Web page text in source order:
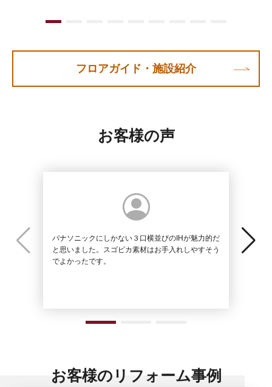
フロアガイド・施設紹介
お客様の声
パナソニックにしかない３口横並びのIHが魅力的だ
と思いました。スゴピカ素材はお手入れしやすそう
でよかったです。
ざっく
いただき
お客様のリフォーム事例